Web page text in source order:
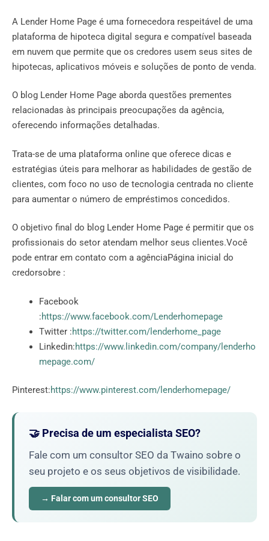
A Lender Home Page é uma fornecedora respeitável de uma
plataforma de hipoteca digital segura e compatível baseada
em nuvem que permite que os credores usem seus sites de
hipotecas, aplicativos móveis e soluções de ponto de venda.
O blog Lender Home Page aborda questões prementes
relacionadas às principais preocupações da agência,
oferecendo informações detalhadas.
Trata-se de uma plataforma online que oferece dicas e
estratégias úteis para melhorar as habilidades de gestão de
clientes, com foco no uso de tecnologia centrada no cliente
para aumentar o número de empréstimos concedidos.
O objetivo final do blog Lender Home Page é permitir que os
profissionais do setor atendam melhor seus clientes.Você
pode entrar em contato com a agênciaPágina inicial do
credorsobre :
Facebook
:https://www.facebook.com/Lenderhomepage
Twitter :https://twitter.com/lenderhome_page
Linkedin:https://www.linkedin.com/company/lenderho
mepage.com/
Pinterest:https://www.pinterest.com/lenderhomepage/
🤝 Precisa de um especialista SEO?
Fale com um consultor SEO da Twaino sobre o
seu projeto e os seus objetivos de visibilidade.
→ Falar com um consultor SEO